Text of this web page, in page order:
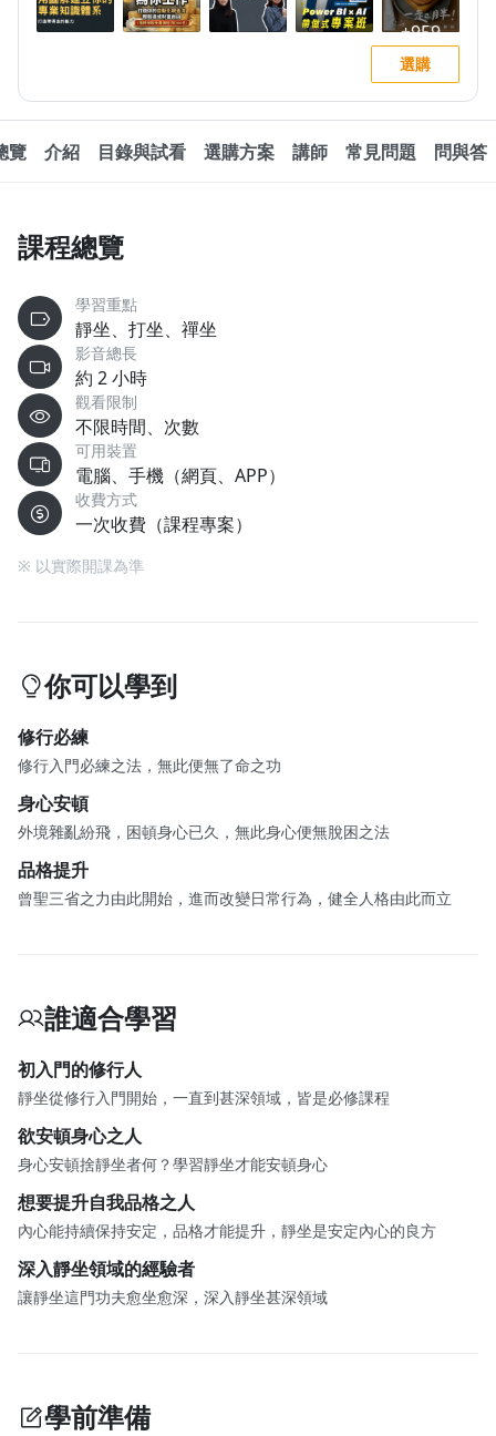
選購
覽 介紹 目錄與試看 選購方案 講師 常見問題 問與答
課程總覽
學習重點
靜坐、打坐、禪坐
影音總長
約 2 小時
觀看限制
不限時間、次數
可用裝置
電腦、手機（網頁、APP）
收費方式
一次收費（課程專案）
※ 以實際開課為準
你可以學到
修行必練
修行入門必練之法，無此便無了命之功
身心安頓
外境雜亂紛飛，困頓身心已久，無此身心便無脫困之法
品格提升
曾聖三省之力由此開始，進而改變日常行為，健全人格由此而立
誰適合學習
初入門的修行人
靜坐從修行入門開始，一直到甚深領域，皆是必修課程
欲安頓身心之人
身心安頓捨靜坐者何？學習靜坐才能安頓身心
想要提升自我品格之人
內心能持續保持安定，品格才能提升，靜坐是安定內心的良方
深入靜坐領域的經驗者
讓靜坐這門功夫愈坐愈深，深入靜坐甚深領域
學前準備